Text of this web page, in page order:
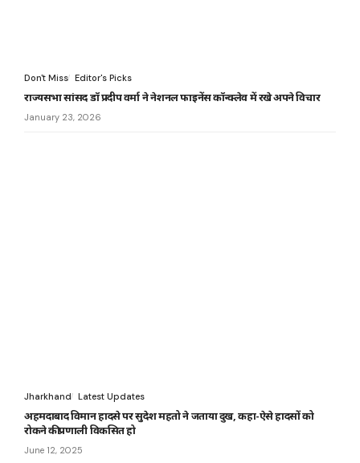
Don't Miss Editor's Picks
राज्यसभा सांसद डॉ प्रदीप वर्मा ने नेशनल फाइनेंस कॉन्क्लेव में रखे अपने विचार
January 23, 2026
Jharkhand Latest Updates
अहमदाबाद विमान हादसे पर सुदेश महतो ने जताया दुख, कहा-ऐसे हादसों को
रोकने की प्रणाली विकसित हो
June 12, 2025